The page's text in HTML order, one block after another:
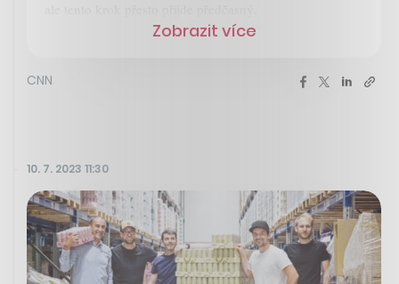
Zobrazit více
CNN
10. 7. 2023 11:30